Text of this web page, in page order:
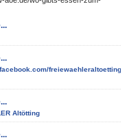
freiewaehleraltoetting/
Altötting